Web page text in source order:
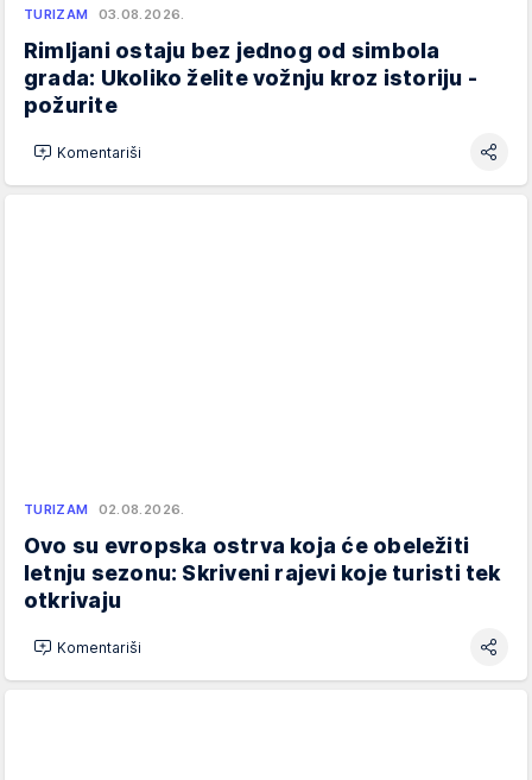
TURIZAM 03.08.2026.
Rimljani ostaju bez jednog od simbola
grada: Ukoliko želite vožnju kroz istoriju -
požurite
Komentariši
TURIZAM 02.08.2026.
Ovo su evropska ostrva koja će obeležiti
letnju sezonu: Skriveni rajevi koje turisti tek
otkrivaju
Komentariši